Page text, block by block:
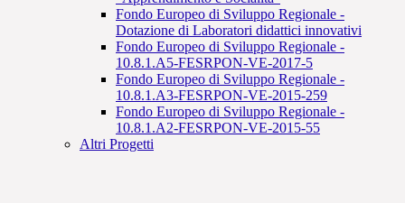
Fondo Europeo di Sviluppo Regionale -
Dotazione di Laboratori didattici innovativi
Fondo Europeo di Sviluppo Regionale -
10.8.1.A5-FESRPON-VE-2017-5
Fondo Europeo di Sviluppo Regionale -
10.8.1.A3-FESRPON-VE-2015-259
Fondo Europeo di Sviluppo Regionale -
10.8.1.A2-FESRPON-VE-2015-55
Altri Progetti